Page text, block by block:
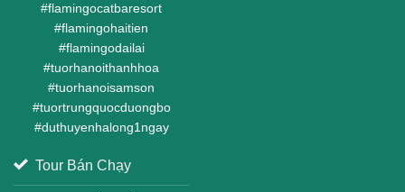
#flamingocatbaresort
#flamingohaitien
#flamingodailai
#tuorhanoithanhhoa
#tuorhanoisamson
#tuortrungquocduongbo
#duthuyenhalong1ngay
Tour Bán Chạy